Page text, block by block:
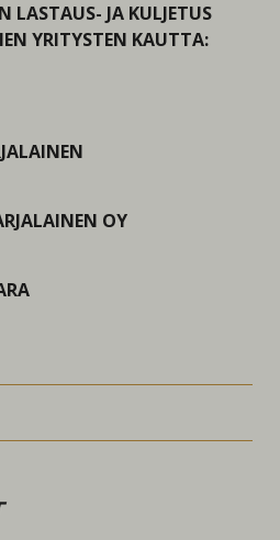
LASTAUS- JA KULJETUS
YRITYSTEN KAUTTA:
OY